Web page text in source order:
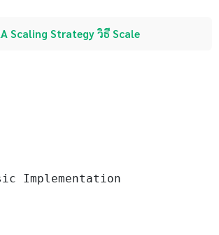
Scaling Strategy วิธี Scale
Implementation